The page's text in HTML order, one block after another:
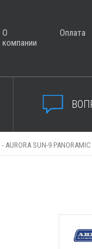
О
компании
Оплата
AURORA SUN-9